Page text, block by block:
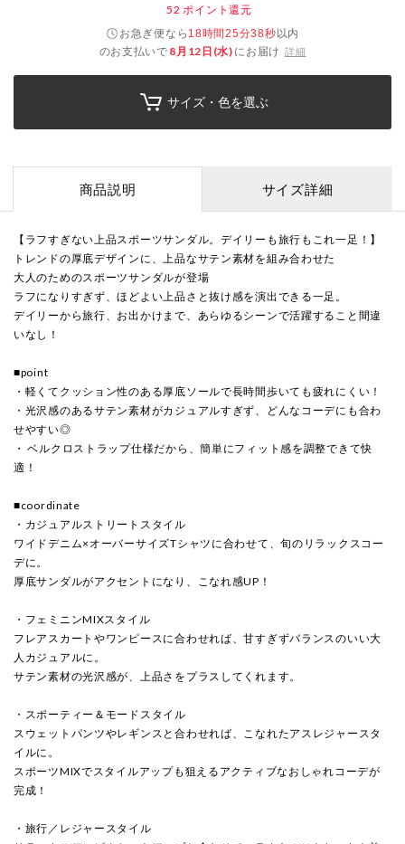
52 ポイント還元
お急ぎ便なら 18時間25分37秒以内
のお支払いで 8月12日(水) にお届け 詳細
サイズ・色を選ぶ
商品説明 サイズ詳細
【ラフすぎない上品スポーツサンダル。デイリーも旅行もこれ一足！】
トレンドの厚底デザインに、上品なサテン素材を組み合わせた
大人のためのスポーツサンダルが登場
ラフになりすぎず、ほどよい上品さと抜け感を演出できる一足。
デイリーから旅行、お出かけまで、あらゆるシーンで活躍すること間違
いなし！
■point
・軽くてクッション性のある厚底ソールで長時間歩いても疲れにくい！
・光沢感のあるサテン素材がカジュアルすぎず、どんなコーデにも合わ
せやすい◎
・ ベルクロストラップ仕様だから、簡単にフィット感を調整できて快
適！
■coordinate
・カジュアルストリートスタイル
ワイドデニム×オーバーサイズTシャツに合わせて、旬のリラックスコー
デに。
厚底サンダルがアクセントになり、こなれ感UP！
・フェミニンMIXスタイル
フレアスカートやワンピースに合わせれば、甘すぎずバランスのいい大
人カジュアルに。
サテン素材の光沢感が、上品さをプラスしてくれます。
・スポーティー＆モードスタイル
スウェットパンツやレギンスと合わせれば、こなれたアスレジャースタ
イルに。
スポーツMIXでスタイルアップも狙えるアクティブなおしゃれコーデが
完成！
・旅行／レジャースタイル